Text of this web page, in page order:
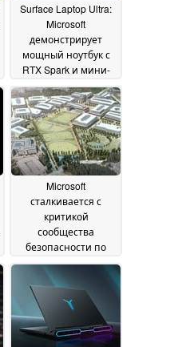
Surface Laptop Ultra:
Microsoft
демонстрирует
мощный ноутбук с
RTX Spark и мини-
светодиодным
экраном01 June 2026
Microsoft
сталкивается с
критикой
сообщества
безопасности по
поводу Nightmare
Eclipse30 May 2026